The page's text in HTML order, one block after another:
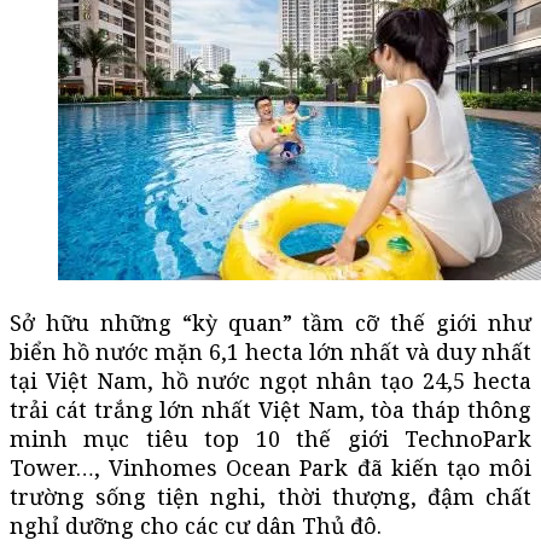
Sở hữu những “kỳ quan” tầm cỡ thế giới như
biển hồ nước mặn 6,1 hecta lớn nhất và duy nhất
tại Việt Nam, hồ nước ngọt nhân tạo 24,5 hecta
trải cát trắng lớn nhất Việt Nam, tòa tháp thông
minh mục tiêu top 10 thế giới TechnoPark
Tower…, Vinhomes Ocean Park đã kiến tạo môi
trường sống tiện nghi, thời thượng, đậm chất
nghỉ dưỡng cho các cư dân Thủ đô.